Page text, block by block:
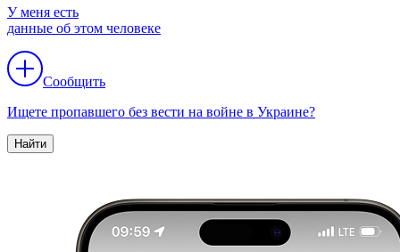
У меня есть
данные об этом человеке
Сообщить
Ищете пропавшего без вести на войне в Украине?
Найти